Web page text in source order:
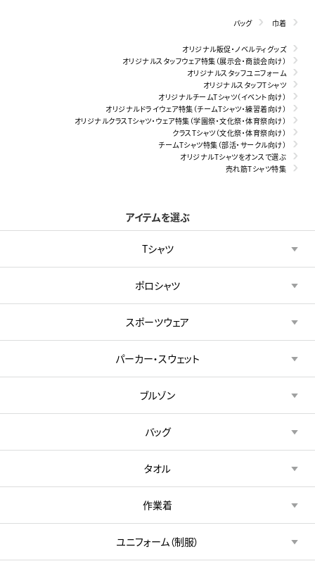
バッグ 巾着
オリジナル販促・ノベルティグッズ
オリジナルスタッフウェア特集（展示会・商談会向け）
オリジナルスタッフユニフォーム
オリジナルスタッフTシャツ
オリジナルチームTシャツ（イベント向け）
オリジナルドライウェア特集（チームTシャツ・練習着向け）
オリジナルクラスTシャツ・ウェア特集（学園祭・文化祭・体育祭向け）
クラスTシャツ（文化祭・体育祭向け）
チームTシャツ特集（部活・サークル向け）
オリジナルTシャツをオンスで選ぶ
売れ筋Tシャツ特集
アイテムを選ぶ
Tシャツ
ポロシャツ
スポーツウェア
パーカー・スウェット
ブルゾン
バッグ
タオル
作業着
ユニフォーム（制服）